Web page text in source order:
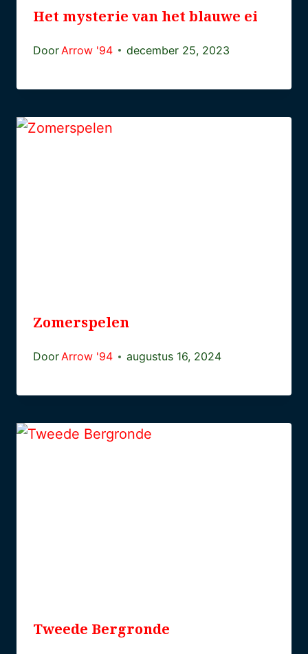
Het mysterie van het blauwe ei
Door Arrow '94 december 25, 2023
Zomerspelen
DoorArrow '94 augustus 16, 2024
Tweede Bergronde